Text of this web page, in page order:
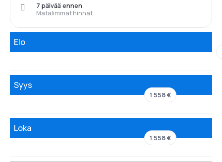
Matalimmat hinnat
7 päivää ennen
Elo
Syys
1 558 €
Loka
1 558 €